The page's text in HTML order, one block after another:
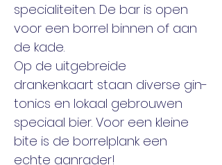
specialiteiten. De bar is open
voor een borrel binnen of aan
de kade.
Op de uitgebreide
drankenkaart staan diverse gin-
tonics en lokaal gebrouwen
speciaal bier. Voor een kleine
bite is de borrelplank een
echte aanrader!